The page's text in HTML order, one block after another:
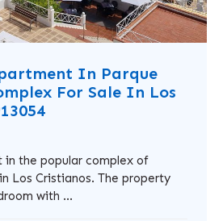
In Parque
For Sale In Los
in the popular complex of
Los Cristianos. The property
with ...